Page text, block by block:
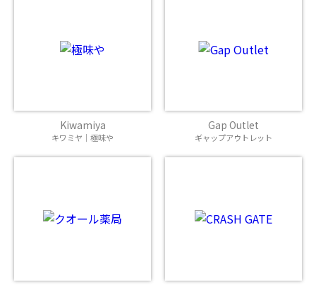
Kiwamiya
キワミヤ｜極味や
Gap Outlet
ギャップアウトレット